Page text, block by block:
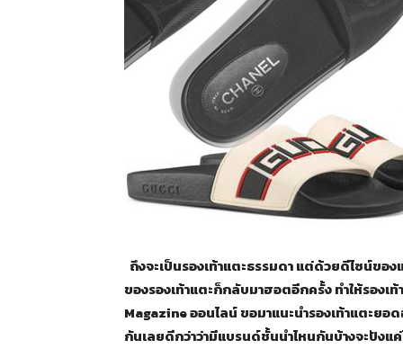
ถึงจะเป็นรองเท้าแตะธรรมดา แต่ด้วยดีไซน์ขอ
ของรองเท้าแตะก็กลับมาฮอตอีกครั้ง ทำให้รอง
Magazine ออนไลน์ ขอมาแนะนำรองเท้าแตะยอด
กันเลยดีกว่าว่ามีแบรนด์ชั้นนำไหนกันบ้างจะปังแ